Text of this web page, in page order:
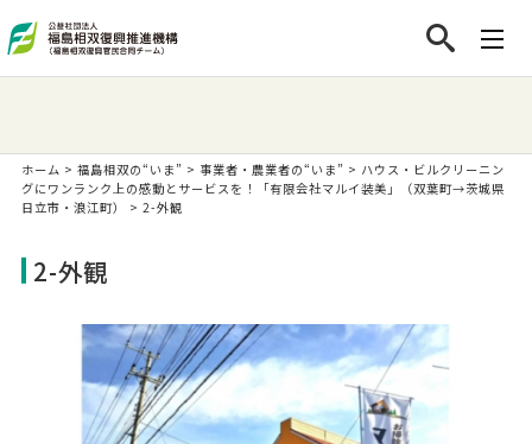
ホーム > 福島相双の“いま” > 事業者・農業者の“いま” > ハウス・ビルクリーニン
グにワンランク上の感動とサービスを！「有限会社マルイ装美」（双葉町→茨城県
日立市・浪江町）
> 2-外観
2-外観